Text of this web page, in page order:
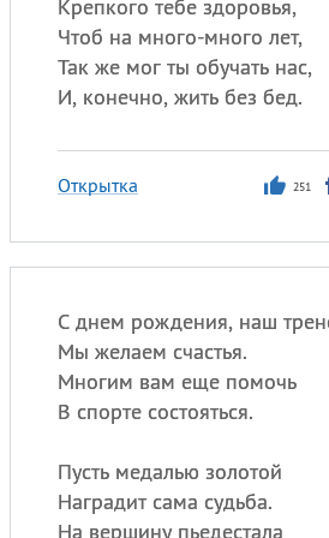
Крепкого тебе здоровья,
Чтоб на много-много лет,
Так же мог ты обучать нас,
И, конечно, жить без бед.
Открытка 251
С днем рождения, наш
Мы желаем счастья.
Многим вам еще помочь
В спорте состояться.
Пусть медалью золотой
Наградит сама судьба.
На вершину пьедестала